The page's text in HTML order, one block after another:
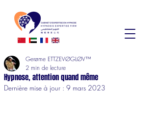
Hypnose, attention quand même
Gerøme ETTZEVØGLØV™
2 min de lecture
Dernière mise à jour : 9 mars 2023